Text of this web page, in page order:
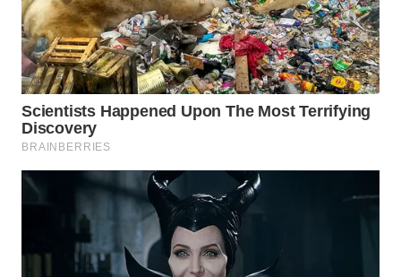
WN
INDRAMAYU
WN
WN
MAJALENGKA
SUBANG